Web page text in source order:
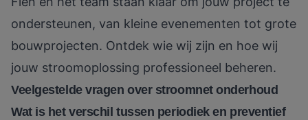
ondersteunen, van kleine evenementen tot grote
bouwprojecten. Ontdek wie wij zijn en hoe wij
jouw stroomoplossing professioneel beheren.
Veelgestelde vragen over stroomnet onderhoud
Wat is het verschil tussen periodiek en preventief